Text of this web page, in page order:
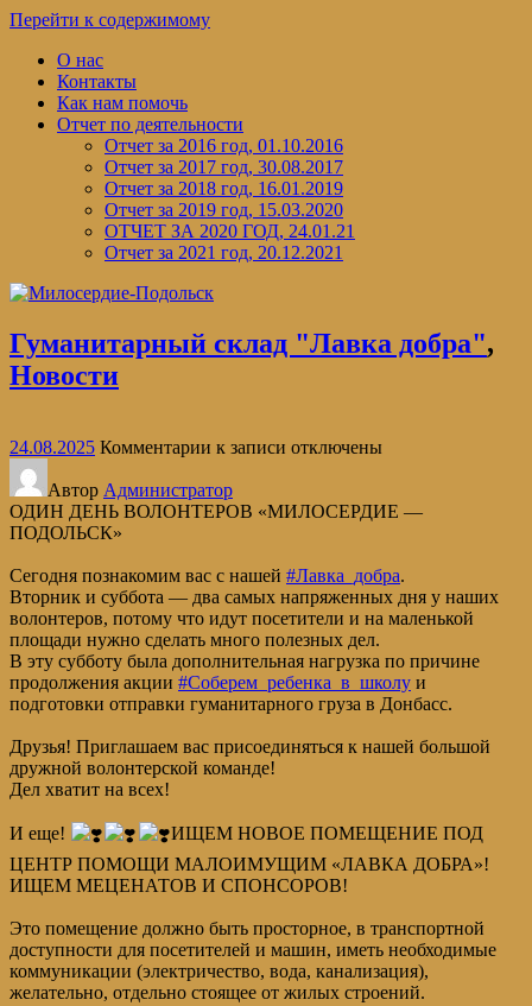
Перейти к содержимому
О нас
Контакты
Как нам помочь
Отчет по деятельности
Отчет за 2016 год, 01.10.2016
Отчет за 2017 год, 30.08.2017
Отчет за 2018 год, 16.01.2019
Отчет за 2019 год, 15.03.2020
ОТЧЕТ ЗА 2020 ГОД, 24.01.21
Отчет за 2021 год, 20.12.2021
Гуманитарный склад "Лавка добра",
Новости
24.08.2025 Комментарии к записи отключены
Автор Администратор
ОДИН ДЕНЬ ВОЛОНТЕРОВ «МИЛОСЕРДИЕ —
ПОДОЛЬСК»
Сегодня познакомим вас с нашей #Лавка_добра.
Вторник и суббота — два самых напряженных дня у наших
волонтеров, потому что идут посетители и на маленькой
площади нужно сделать много полезных дел.
В эту субботу была дополнительная нагрузка по причине
продолжения акции #Соберем_ребенка_в_школу и
подготовки отправки гуманитарного груза в Донбасс.
Друзья! Приглашаем вас присоединяться к нашей большой
дружной волонтерской команде!
Дел хватит на всех!
И еще!
ИЩЕМ НОВОЕ ПОМЕЩЕНИЕ ПОД
ЦЕНТР ПОМОЩИ МАЛОИМУЩИМ «ЛАВКА ДОБРА»!
ИЩЕМ МЕЦЕНАТОВ И СПОНСОРОВ!
Это помещение должно быть просторное, в транспортной
доступности для посетителей и машин, иметь необходимые
коммуникации (электричество, вода, канализация),
желательно, отдельно стоящее от жилых строений.